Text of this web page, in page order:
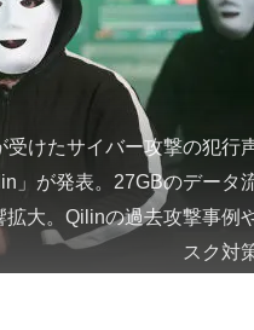
けたサイバー攻撃の犯行
」が発表。27GBのデータ
大。Qilinの過去攻撃事例
スク対